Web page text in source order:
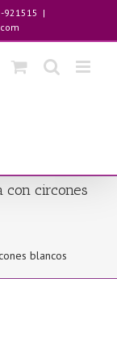
921515 |
con circones
blancos